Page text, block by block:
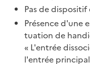
Pas de
Présence d'une
tuation de
L'entrée
l'entrée